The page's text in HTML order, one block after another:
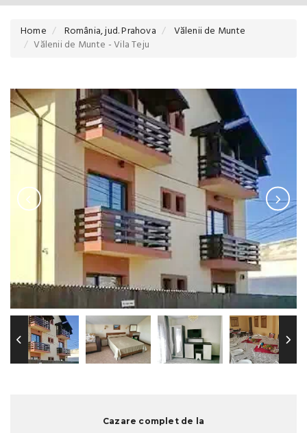
Home România, jud. Prahova
Vălenii de Munte
Vălenii de Munte - Vila Teju
Cazare complet de la